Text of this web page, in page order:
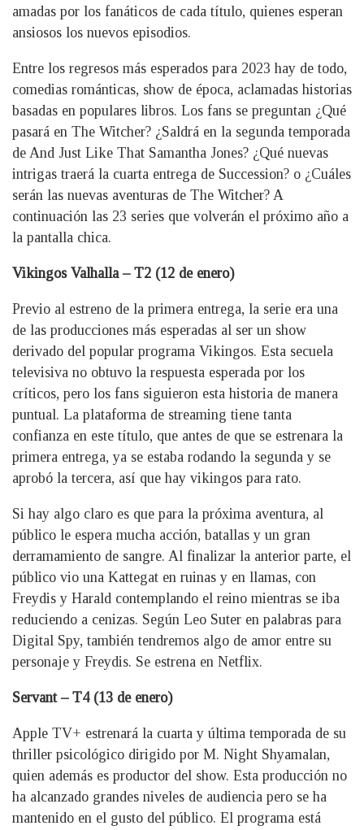
amadas por los fanáticos de cada título, quienes esperan
ansiosos los nuevos episodios.
Entre los regresos más esperados para 2023 hay de todo,
comedias románticas, show de época, aclamadas historias
basadas en populares libros. Los fans se preguntan ¿Qué
pasará en The Witcher? ¿Saldrá en la segunda temporada
de And Just Like That Samantha Jones? ¿Qué nuevas
intrigas traerá la cuarta entrega de Succession? o ¿Cuáles
serán las nuevas aventuras de The Witcher? A
continuación las 23 series que volverán el próximo año a
la pantalla chica.
Vikingos Valhalla – T2 (12 de enero)
Previo al estreno de la primera entrega, la serie era una
de las producciones más esperadas al ser un show
derivado del popular programa Vikingos. Esta secuela
televisiva no obtuvo la respuesta esperada por los
críticos, pero los fans siguieron esta historia de manera
puntual. La plataforma de streaming tiene tanta
confianza en este título, que antes de que se estrenara la
primera entrega, ya se estaba rodando la segunda y se
aprobó la tercera, así que hay vikingos para rato.
Si hay algo claro es que para la próxima aventura, al
público le espera mucha acción, batallas y un gran
derramamiento de sangre. Al finalizar la anterior parte, el
público vio una Kattegat en ruinas y en llamas, con
Freydis y Harald contemplando el reino mientras se iba
reduciendo a cenizas. Según Leo Suter en palabras para
Digital Spy, también tendremos algo de amor entre su
personaje y Freydis. Se estrena en Netflix.
Servant – T4 (13 de enero)
Apple TV+ estrenará la cuarta y última temporada de su
thriller psicológico dirigido por M. Night Shyamalan,
quien además es productor del show. Esta producción no
ha alcanzado grandes niveles de audiencia pero se ha
mantenido en el gusto del público. El programa está